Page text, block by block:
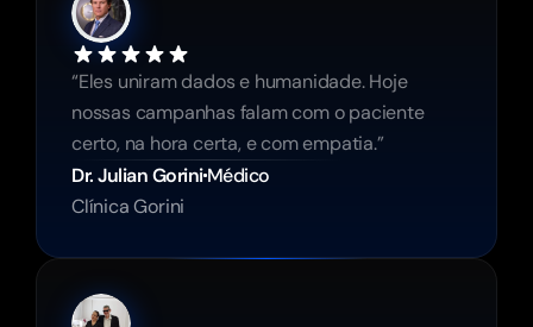
“Eles uniram dados e humanidade. Hoje
nossas campanhas falam com o paciente
certo, na hora certa, e com empatia.”
Dr. Julian GoriniMédico
Clínica Gorini